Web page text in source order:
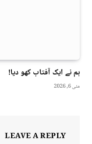
ہم نے ایک آفتاب کھو دیا!
مئی 6, 2026
LEAVE A REPLY